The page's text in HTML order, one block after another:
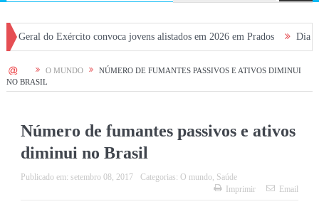
Exército convoca jovens alistados em 2026 em Prados Dia dos Pais
HOME O MUNDO
NÚMERO DE FUMANTES PASSIVOS E ATIVOS DIMINUI
NO BRASIL
Número de fumantes passivos e ativos
diminui no Brasil
Publicado em: setembro 08, 2017 Categorias: O mundo, Saúde
Imprimir
Email